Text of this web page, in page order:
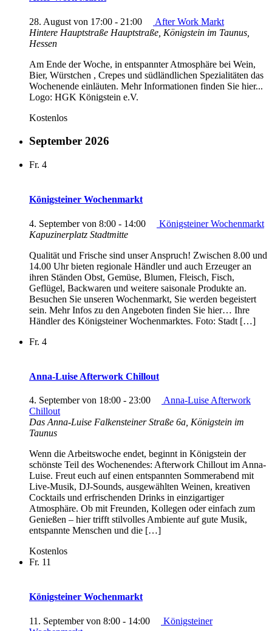
28. August von 17:00 - 21:00
After Work Markt
Hintere Hauptstraße Hauptstraße, Königstein im Taunus,
Hessen
Am Ende der Woche, in entspannter Atmosphäre bei Wein,
Bier, Würstchen , Crepes und südländlichen Spezialitäten das
Wochenende einläuten. Mehr Informationen finden Sie hier...
Logo: HGK Königstein e.V.
Kostenlos
September 2026
Fr. 4
Königsteiner Wochenmarkt
4. September von 8:00 - 14:00
Königsteiner Wochenmarkt
Kapuzinerplatz Stadtmitte
Qualität und Frische sind unser Anspruch! Zwischen 8.00 und
14.00 Uhr bieten regionale Händler und auch Erzeuger an
ihren Ständen Obst, Gemüse, Blumen, Fleisch, Fisch,
Geflügel, Backwaren und weitere saisonale Produkte an.
Besuchen Sie unseren Wochenmarkt, Sie werden begeistert
sein. Mehr Infos zu den Angeboten finden Sie hier… Ihre
Händler des Königsteiner Wochenmarktes. Foto: Stadt […]
Fr. 4
Anna-Luise Afterwork Chillout
4. September von 18:00 - 23:00
Anna-Luise Afterwork
Chillout
Das Anna-Luise Falkensteiner Straße 6a, Königstein im
Taunus
Wenn die Arbeitswoche endet, beginnt in Königstein der
schönste Teil des Wochenendes: Afterwork Chillout im Anna-
Luise. Freut euch auf einen entspannten Sommerabend mit
Live-Musik, DJ-Sounds, ausgewählten Weinen, kreativen
Cocktails und erfrischenden Drinks in einzigartiger
Atmosphäre. Ob mit Freunden, Kollegen oder einfach zum
Genießen – hier trifft stilvolles Ambiente auf gute Musik,
entspannte Menschen und die […]
Kostenlos
Fr. 11
Königsteiner Wochenmarkt
11. September von 8:00 - 14:00
Königsteiner